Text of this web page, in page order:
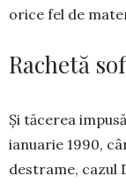
orice fel de
Rachetă
Şi tăcerea
ianuarie 1990,
destrame, cazul